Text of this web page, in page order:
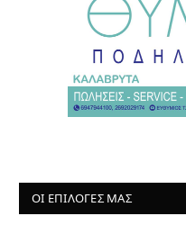
ΟΙ ΕΠΙΛΟΓΈΣ ΜΑΣ